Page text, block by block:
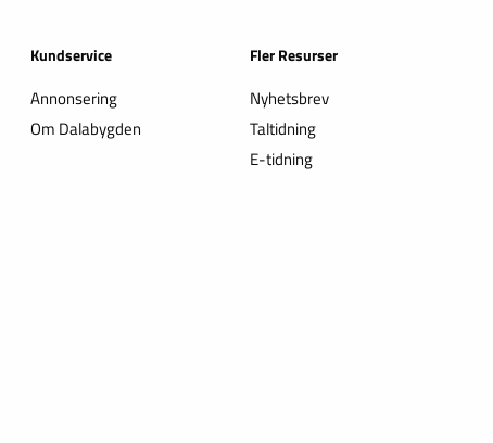
Kundservice
Annonsering
Om Dalabygden
Fler Resurser
Nyhetsbrev
Taltidning
E-tidning